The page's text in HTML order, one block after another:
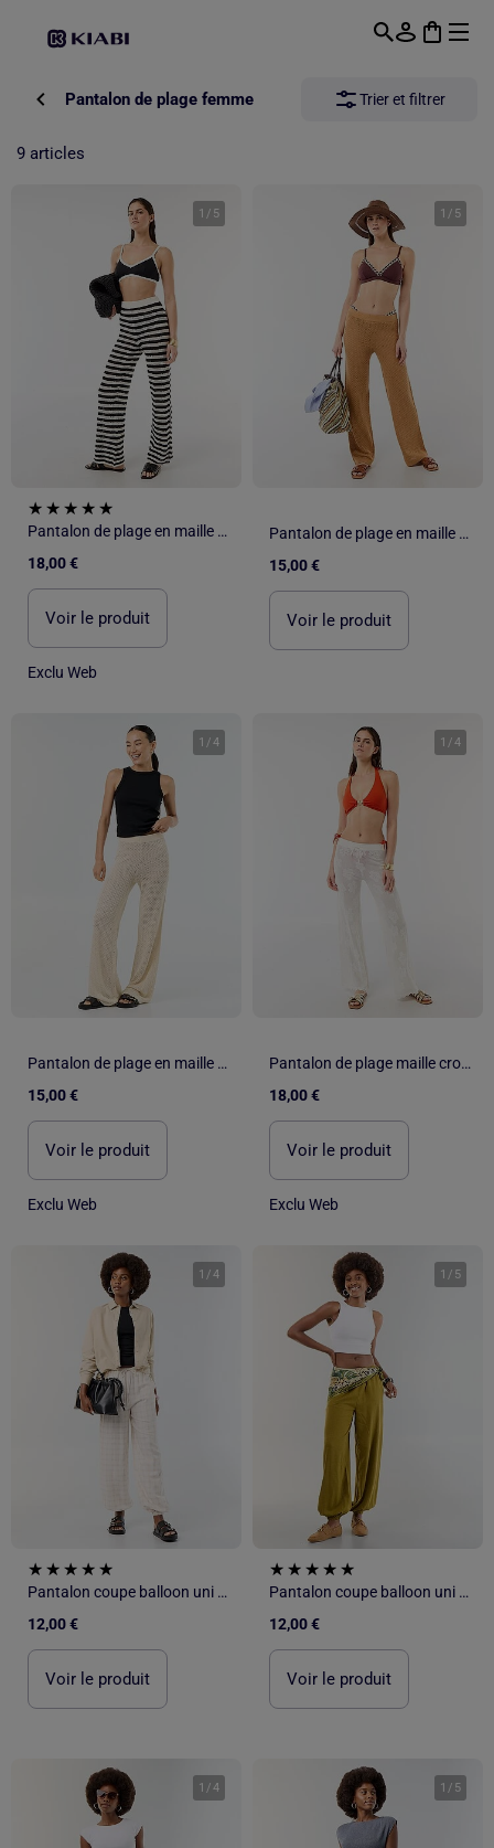
Pantalon de plage femme Trier et filtrer
9 articles
1 / 5
Pantalon de plage en maille crochet
18,00 €
Voir le produit
Exclu Web
1 / 5
Pantalon de plage en maille crochet
15,00 €
Voir le produit
1 /4
Pantalon de plage en maille crochet
15,00 €
Voir le produit
Exclu Web
1 /4
Pantalon de plage maille crochet fleuri
18,00 €
Voir le produit
Exclu Web
1 /4
Pantalon coupe balloon uni avec 2 poches
12,00 €
Voir le produit
1 / 5
Pantalon coupe balloon uni avec 2 poches
12,00 €
Voir le produit
1 /4 1 / 5